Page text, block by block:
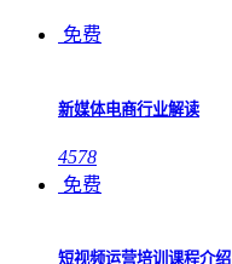
免费
新媒体电商行业解读
4578
免费
短视频运营培训课程介绍